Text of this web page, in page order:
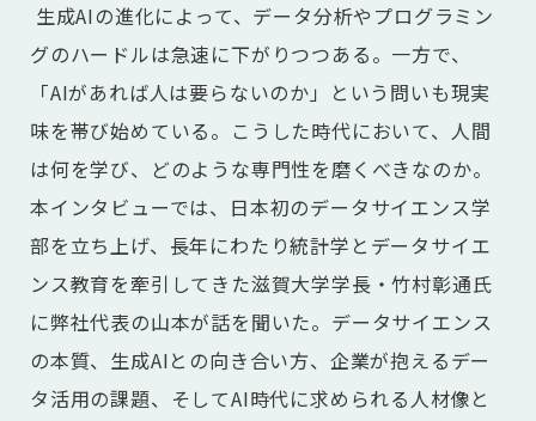
生成AIの進化によって、データ分析やプログラミン
グのハードルは急速に下がりつつある。一方で、
「AIがあれば人は要らないのか」という問いも現実
味を帯び始めている。こうした時代において、人間
は何を学び、どのような専門性を磨くべきなのか。
本インタビューでは、日本初のデータサイエンス学
部を立ち上げ、長年にわたり統計学とデータサイエ
ンス教育を牽引してきた滋賀大学学長・竹村彰通氏
に弊社代表の山本が話を聞いた。データサイエンス
の本質、生成AIとの向き合い方、企業が抱えるデー
タ活用の課題、そしてAI時代に求められる人材像と